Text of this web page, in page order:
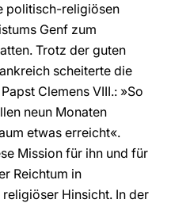
politisch-religiösen
Genf zum
Trotz der guten
scheiterte die
Clemens VIII.: »So
neun Monaten
etwas erreicht«.
Mission für ihn und für
Reichtum in
Hinsicht. In der